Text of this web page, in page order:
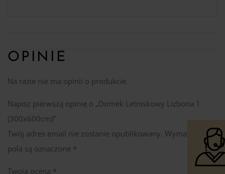
OPINIE
Na razie nie ma opinii o produkcie.
Napisz pierwszą opinię o „Domek Letniskowy Lizbona 1
(300x600cm)”
Twój adres email nie zostanie opublikowany. Wymagane
pola są oznaczone *
Twoja ocena *